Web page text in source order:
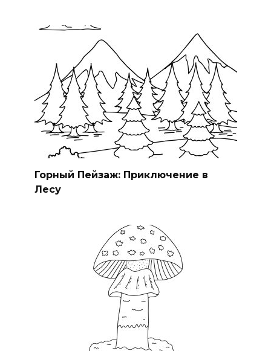
Горный Пейзаж: Приключение в
Лесу